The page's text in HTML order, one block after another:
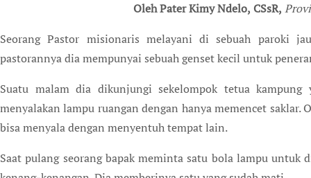
Oleh Pater Kimy Ndelo, CSsR,
Seorang Pastor misionaris melayani di sebuah paroki
pastorannya dia mempunyai sebuah genset kecil untuk
Suatu malam dia dikunjungi sekelompok tetua
menyalakan lampu ruangan dengan hanya memencet
bisa menyala dengan menyentuh tempat lain.
Saat pulang seorang bapak meminta satu bola lampu untuk